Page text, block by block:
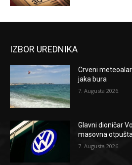
IZBOR UREDNIKA
Crveni
jaka bura
7. Augusta 2026.
Glavni dioničar
masovna
7. Augusta 2026.